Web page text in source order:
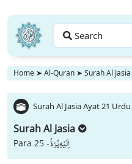
Search
Home ➤ Al-Quran ➤ Surah Al
Surah Al Jasia Ayat 21
Surah Al Jasia
Para 25 -اِلَیْهِ یُرَدُّ